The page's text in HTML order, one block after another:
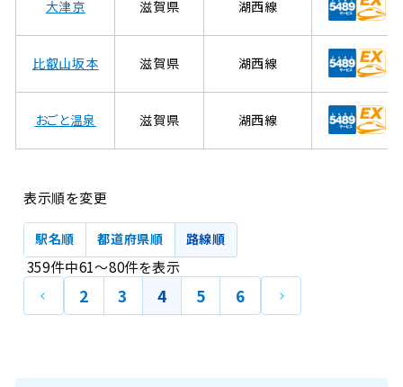
大津京 滋賀県 湖西線
比叡山坂本 滋賀県 湖西線
おごと温泉 滋賀県 湖西線
表示順を変更
駅名順 都道府県順 路線順
359件中61～80件を表示
の
2 3 4 5 6
の